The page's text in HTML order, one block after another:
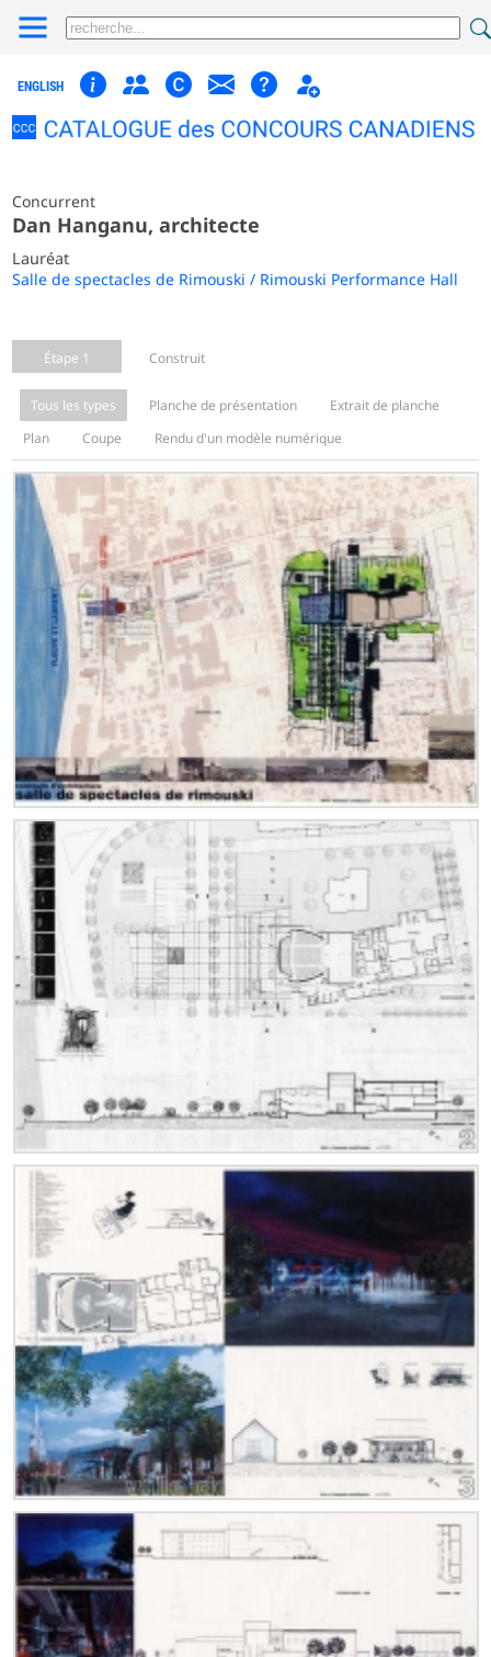
ENGLISH
Concurrent
Dan Hanganu, architecte
Lauréat
Salle de spectacles de Rimouski / Rimouski Performance Hall
Étape 1 Construit
Tous les types Planche de présentation
Extrait de planche
Plan
Coupe Rendu d'un modèle numérique